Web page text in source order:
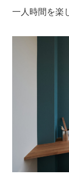
一人時間を楽